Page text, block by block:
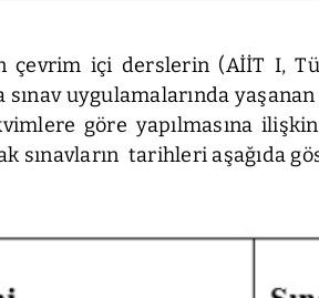
içi derslerin (AİİT I,
uygulamalarında
göre yapılmasına ilişkin
sınavların tarihleri aşağıda